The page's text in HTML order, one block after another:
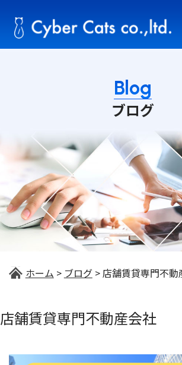
Blog
ブログ
ホーム ブログ 店舗賃貸専門不動
店舗賃貸専門不動産会社